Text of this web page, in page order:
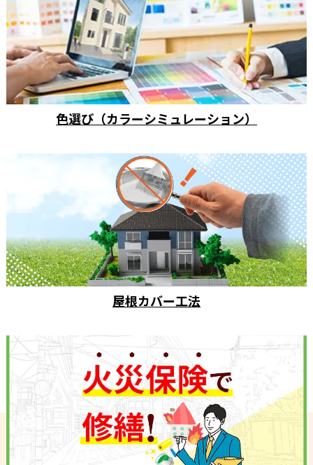
色選び（カラーシミュレーション）
屋根カバー工法